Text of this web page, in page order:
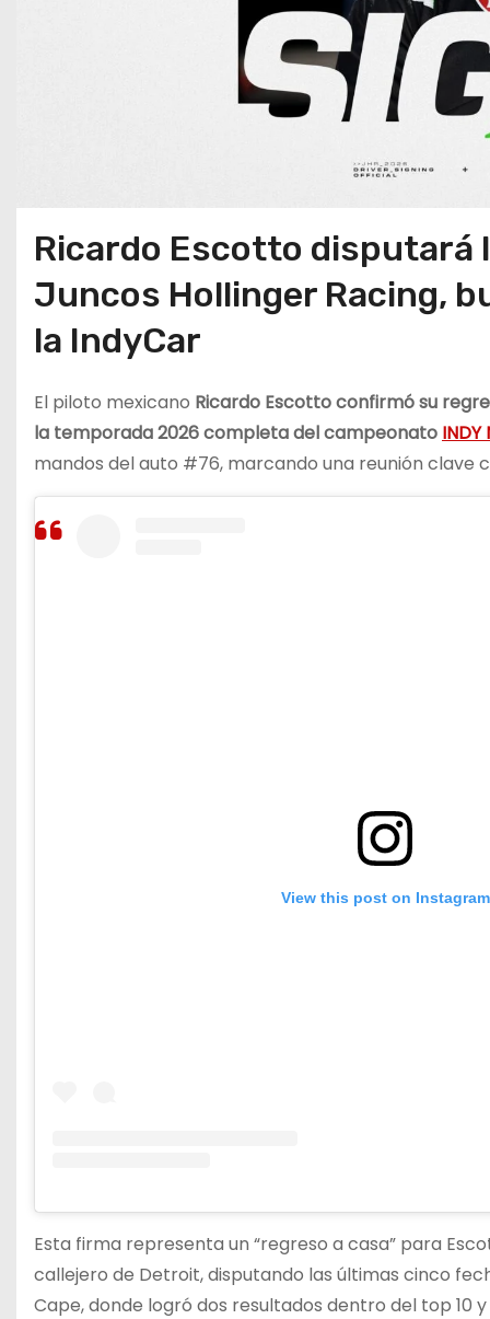
Ricardo Escotto disputará
Juncos Hollinger Racing,
la IndyCar
El piloto mexicano Ricardo Escotto confirmó su
la temporada 2026 completa del campeonato INDY
mandos del auto #76, marcando una reunión clave
View this post on Instagram
Esta firma representa un “regreso a casa” para
callejero de Detroit, disputando las últimas cinco
Cape, donde logró dos resultados dentro del top 10